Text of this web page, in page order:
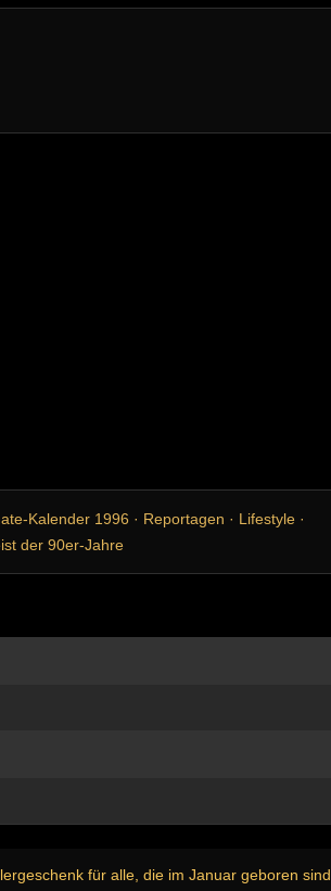
Kalender 1996 · Reportagen · Lifestyle ·
der 90er-Jahre
für alle, die im Januar geboren sind